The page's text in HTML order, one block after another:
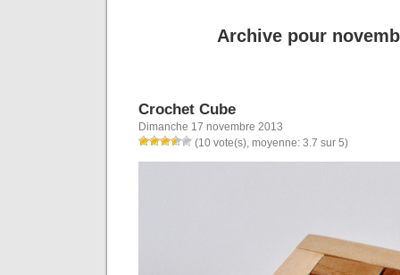
Archive pour
Crochet Cube
Dimanche 17 novembre 2013
(10 vote(s), moyenne: 3.7 sur 5)